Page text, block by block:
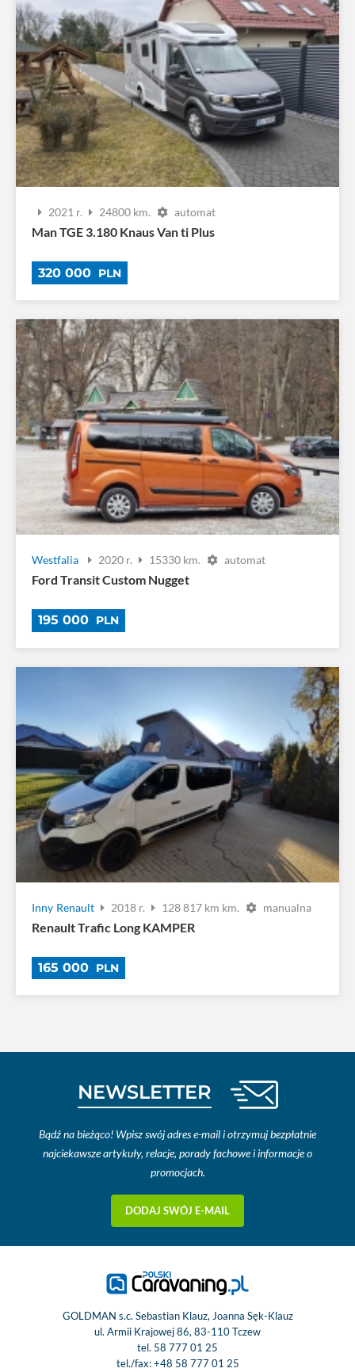
2021 r. 24800 km. automat
Man TGE 3.180 Knaus Van ti Plus
320 000 PLN
Westfalia 2020 r. 15330 km. automat
Ford Transit Custom Nugget
195 000 PLN
Inny Renault 2018 r. 128 817 km km. manualna
Renault Trafic Long KAMPER
165 000 PLN
NEWSLETTER
Bądź na bieżąco! Wpisz swój adres e-mail i otrzymuj bezpłatnie
najciekawsze artykuły, relacje, porady fachowe i informacje o
promocjach.
DODAJ SWÓJ E-MAIL
GOLDMAN s.c. Sebastian Klauz, Joanna Sęk-Klauz
ul. Armii Krajowej 86, 83-110 Tczew
tel. 58 777 01 25
tel./fax:+48 58 777 01 25